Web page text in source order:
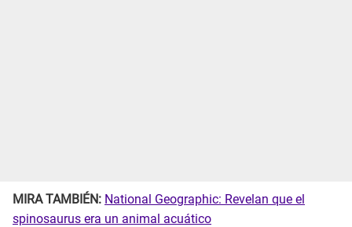
MIRA TAMBIÉN: National Geographic: Revelan que el
spinosaurus era un animal acuático